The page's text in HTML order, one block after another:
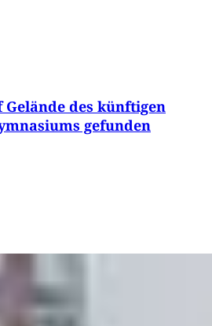
des künftigen
gefunden